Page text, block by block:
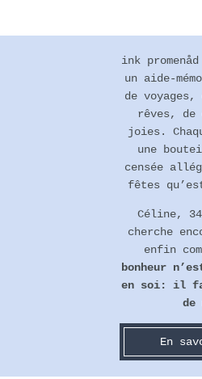
ink
un aide-
de voyages,
rêves, de
joies.
une
censée
fêtes
Céline,
cherche
enfin
bonheur
en soi: il
de
En